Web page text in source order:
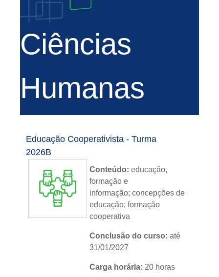
Ciências
Humanas
Educação Cooperativista - Turma
2026B
Conteúdo:educação,
formação e
informação; concepções de
educação; formação
cooperativa
Conclusão do curso: até
31/01/2027
Carga horária: 20 horas